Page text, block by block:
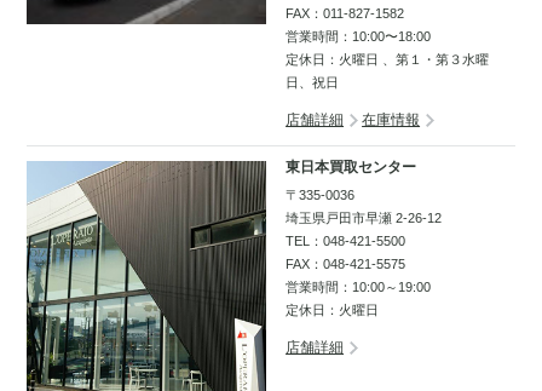
FAX：011-827-1582
営業時間：10:00〜18:00
定休日：火曜日 、第１・第３水曜
日、祝日
店舗詳細 在庫情報
東日本買取センター
〒335-0036
埼玉県戸田市早瀬 2-26-12
TEL：048-421-5500
FAX：048-421-5575
営業時間：10:00～19:00
定休日：火曜日
店舗詳細